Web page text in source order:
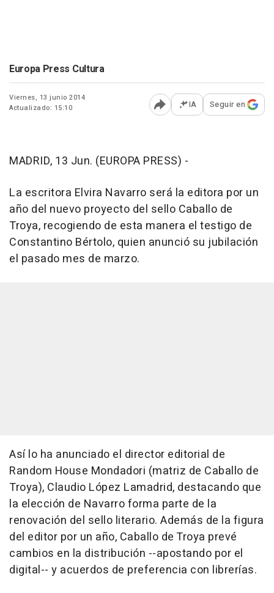
Europa Press Cultura
Viernes, 13 junio 2014
Actualizado: 15:10
Abrir opciones para
IA Seguir en
MADRID, 13 Jun. (EUROPA PRESS) -
La escritora Elvira Navarro será la editora por un
año del nuevo proyecto del sello Caballo de
Troya, recogiendo de esta manera el testigo de
Constantino Bértolo, quien anunció su jubilación
el pasado mes de marzo.
Así lo ha anunciado el director editorial de
Random House Mondadori (matriz de Caballo de
Troya), Claudio López Lamadrid, destacando que
la elección de Navarro forma parte de la
renovación del sello literario. Además de la figura
del editor por un año, Caballo de Troya prevé
cambios en la distribución --apostando por el
digital-- y acuerdos de preferencia con librerías.